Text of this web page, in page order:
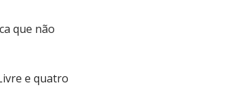
que não
e quatro